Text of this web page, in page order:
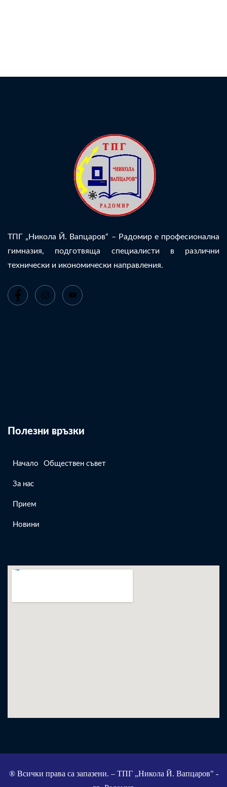
ТПГ „Никола Й. Вапцаров“ – Радомир е професионална
гимназия, подготвяща специалисти в различни
технически и икономически направления.
Полезни връзки
Начало
За нас
Прием
Новини
Обществен съвет
® Всички права са запазени. – ТПГ „Никола Й. Вапцаров" -